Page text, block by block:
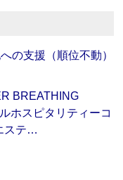
の支援（順位不動）
BREATHING
ホスピタリティーコ
ステ…